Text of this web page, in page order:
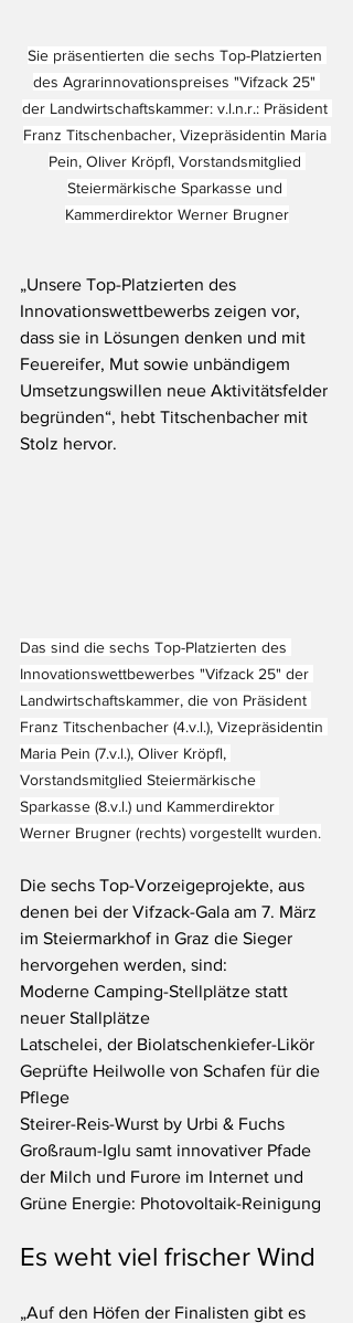
Sie präsentierten die sechs Top-Platzierten
des Agrarinnovationspreises "Vifzack 25"
der Landwirtschaftskammer: v.l.n.r.: Präsident
Franz Titschenbacher, Vizepräsidentin Maria
Pein, Oliver Kröpfl, Vorstandsmitglied
Steiermärkische Sparkasse und
Kammerdirektor Werner Brugner
„Unsere Top-Platzierten des
Innovationswettbewerbs zeigen vor,
dass sie in Lösungen denken und mit
Feuereifer, Mut sowie unbändigem
Umsetzungswillen neue Aktivitätsfelder
begründen“, hebt Titschenbacher mit
Stolz hervor.
Das sind die sechs Top-Platzierten des
Innovationswettbewerbes "Vifzack 25" der
Landwirtschaftskammer, die von Präsident
Franz Titschenbacher (4.v.l.), Vizepräsidentin
Maria Pein (7.v.l.), Oliver Kröpfl,
Vorstandsmitglied Steiermärkische
Sparkasse (8.v.l.) und Kammerdirektor
Werner Brugner (rechts) vorgestellt wurden.
Die sechs Top-Vorzeigeprojekte, aus
denen bei der Vifzack-Gala am 7. März
im Steiermarkhof in Graz die Sieger
hervorgehen werden, sind:
Moderne Camping-Stellplätze statt
neuer Stallplätze
Latschelei, der Biolatschenkiefer-Likör
Geprüfte Heilwolle von Schafen für die
Pflege
Steirer-Reis-Wurst by Urbi & Fuchs
Großraum-Iglu samt innovativer Pfade
der Milch und Furore im Internet und
Grüne Energie: Photovoltaik-Reinigung
Es weht viel frischer Wind
„Auf den Höfen der Finalisten gibt es